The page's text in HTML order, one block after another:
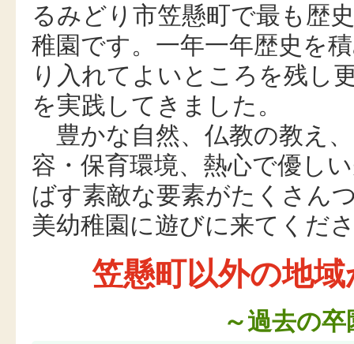
るみどり市笠懸町で最も歴
稚園です。一年一年歴史を
り入れてよいところを残し
を実践してきました。
豊かな自然、仏教の教え
容・保育環境、熱心で優し
ばす素敵な要素がたくさん
美幼稚園に遊びに来てくだ
笠懸町以外の地
～過去の